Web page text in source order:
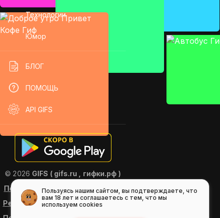
Технологии
Юмор
БЛОГ
ПОМОЩЬ
API GIFS
© 2026 GIFS ( gifs.ru , гифки.рф )
Пользовательское соглашение
Рекомендательные технологии
Пользуясь нашим сайтом, вы подтверждаете, что
вам 18 лет и соглашаетесь с тем, что мы
используем cookies